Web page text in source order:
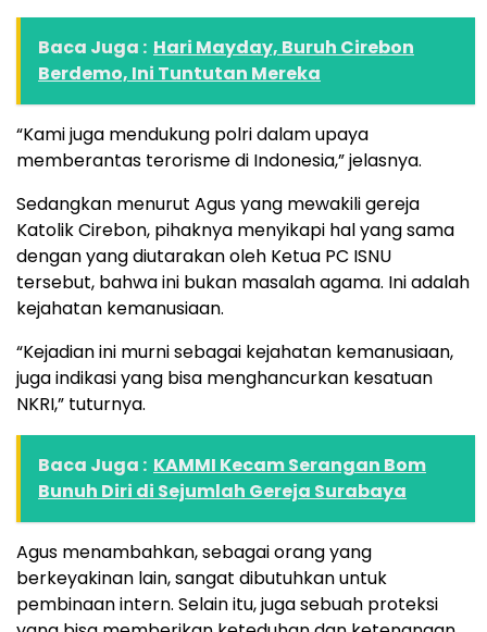
Baca Juga : Hari Mayday, Buruh Cirebon
Berdemo, Ini Tuntutan Mereka
“Kami juga mendukung polri dalam upaya
memberantas terorisme di Indonesia,” jelasnya.
Sedangkan menurut Agus yang mewakili gereja
Katolik Cirebon, pihaknya menyikapi hal yang sama
dengan yang diutarakan oleh Ketua PC ISNU
tersebut, bahwa ini bukan masalah agama. Ini adalah
kejahatan kemanusiaan.
“Kejadian ini murni sebagai kejahatan kemanusiaan,
juga indikasi yang bisa menghancurkan kesatuan
NKRI,” tuturnya.
Baca Juga : KAMMI Kecam Serangan Bom
Bunuh Diri di Sejumlah Gereja Surabaya
Agus menambahkan, sebagai orang yang
berkeyakinan lain, sangat dibutuhkan untuk
pembinaan intern. Selain itu, juga sebuah proteksi